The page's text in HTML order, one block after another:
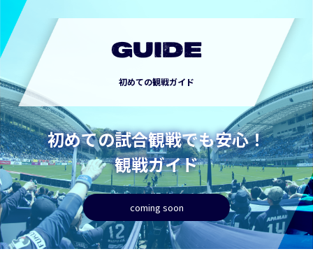
GUIDE
初めての観戦ガイド
初めての試合観戦でも安心！
観戦ガイド
coming soon